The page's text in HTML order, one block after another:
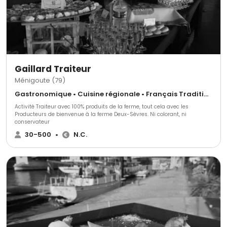
Gaillard Traiteur
Ménigoute (79)
Gastronomique • Cuisine régionale • Français Traditionnel
Activité Traiteur avec 100% produits de la ferme, tout cela avec les
Producteurs de bienvenue à la ferme Deux-Sèvres. Ni colorant, ni
conservateur
30-500 • N.C.